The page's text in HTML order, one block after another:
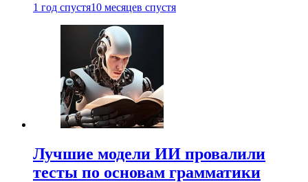
1 год спустя10 месяцев спустя
Лучшие модели ИИ провалили
тесты по основам грамматики